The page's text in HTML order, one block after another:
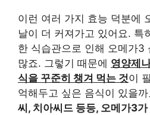
이런 여러 가지 효능 덕분에
날이 더 커져가고 있어요. 특
한 식습관으로 인해 오메가3
많죠. 그렇기 때문에 영양제
식을 꾸준히 챙겨 먹는 것이
억해두고 싶은 음식이 있을까
씨, 치아씨드 등등, 오메가3